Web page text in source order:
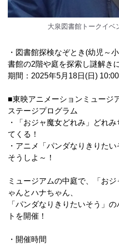
大泉図書館トークイ
・図書館探検なぞとき(幼児～
書館の2階や庭を探索し謎解き
期間：2025年5月18日(日)
■東映アニメーションミュージ
ステージプログラム
・「おジャ魔女どれみ」どれ
てくる！
・アニメ「パンダなりきりた
そうしよ～！
ミュージアムの中庭で、「お
ゃんとハナちゃん、
「パンダなりきりたいそう」
トを開催！
・開催時間